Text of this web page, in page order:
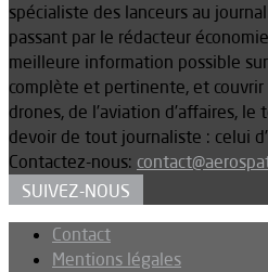
spécialiste des lanceurs au
passant par le rédacteur
meilleure information possible
complète et pertinente, et
drones, de l’aviation d’affaires,
devoir de tout journaliste : celui
Contactez-nous:
SUIVEZ-NOUS
Contact
Mentions légales